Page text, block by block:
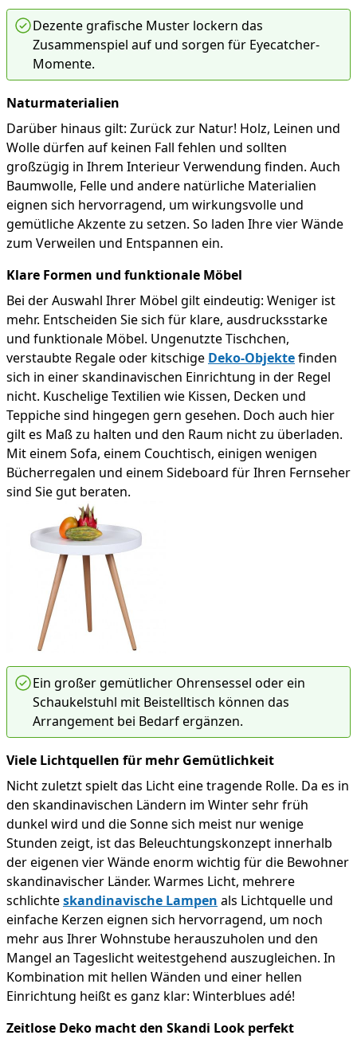
Dezente grafische Muster lockern das
Zusammenspiel auf und sorgen für Eyecatcher-
Momente.
Naturmaterialien
Darüber hinaus gilt: Zurück zur Natur! Holz, Leinen und
Wolle dürfen auf keinen Fall fehlen und sollten
großzügig in Ihrem Interieur Verwendung finden. Auch
Baumwolle, Felle und andere natürliche Materialien
eignen sich hervorragend, um wirkungsvolle und
gemütliche Akzente zu setzen. So laden Ihre vier Wände
zum Verweilen und Entspannen ein.
Klare Formen und funktionale Möbel
Bei der Auswahl Ihrer Möbel gilt eindeutig: Weniger ist
mehr. Entscheiden Sie sich für klare, ausdrucksstarke
und funktionale Möbel. Ungenutzte Tischchen,
verstaubte Regale oder kitschige Deko-Objektefinden
sich in einer skandinavischen Einrichtung in der Regel
nicht. Kuschelige Textilien wie Kissen, Decken und
Teppiche sind hingegen gern gesehen. Doch auch hier
gilt es Maß zu halten und den Raum nicht zu überladen.
Mit einem Sofa, einem Couchtisch, einigen wenigen
Bücherregalen und einem Sideboard für Ihren Fernseher
sind Sie gut beraten.
Ein großer gemütlicher Ohrensessel oder ein
Schaukelstuhl mit Beistelltisch können das
Arrangement bei Bedarf ergänzen.
Viele Lichtquellen für mehr Gemütlichkeit
Nicht zuletzt spielt das Licht eine tragende Rolle. Da es in
den skandinavischen Ländern im Winter sehr früh
dunkel wird und die Sonne sich meist nur wenige
Stunden zeigt, ist das Beleuchtungskonzept innerhalb
der eigenen vier Wände enorm wichtig für die Bewohner
skandinavischer Länder. Warmes Licht, mehrere
schlichteskandinavische Lampen als Lichtquelle und
einfache Kerzen eignen sich hervorragend, um noch
mehr aus Ihrer Wohnstube herauszuholen und den
Mangel an Tageslicht weitestgehend auszugleichen. In
Kombination mit hellen Wänden und einer hellen
Einrichtung heißt es ganz klar: Winterblues adé!
Zeitlose Deko macht den Skandi Look perfekt